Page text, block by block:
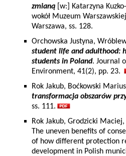
zmianą [w:] Katarzyna
wokół Muzeum
Warszawa, ss. 128.
Orchowska Justyna,
student life and adulthood:
students in Poland. Journal
Environment, 41(2), pp. 23.
Rok Jakub, Boćkowski
transformacja obszarów
ss. 111.
Rok Jakub, Grodzicki
The uneven benefits of
of how different protection
development in Polish